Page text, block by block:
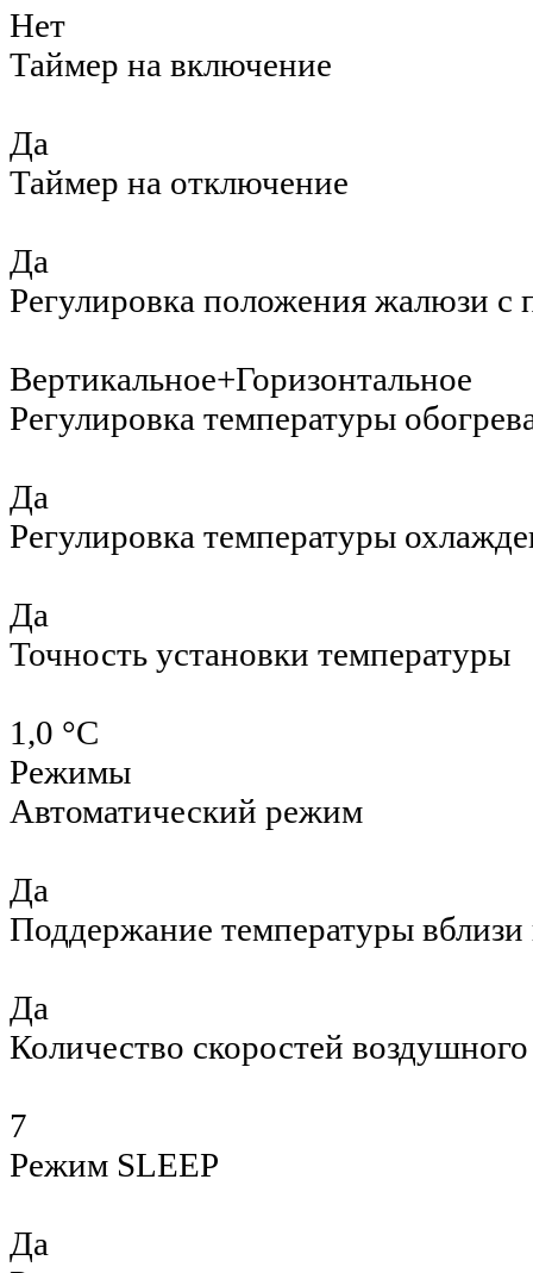
Нет
Таймер на включение
Да
Таймер на отключение
Да
Регулировка положения жалюзи с
Вертикальное+Горизонтальное
Регулировка температуры
Да
Регулировка температуры
Да
Точность установки температуры
1,0 °С
Режимы
Автоматический режим
Да
Поддержание температуры вблизи
Да
Количество скоростей
7
Режим SLEEP
Да